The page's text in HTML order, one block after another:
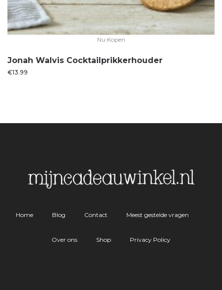
Nu Kopen
Jonah Walvis Cocktailprikkerhouder
€13.99
Home Blog Contact Meest gestelde vragen
Over ons Shop Privacy Policy